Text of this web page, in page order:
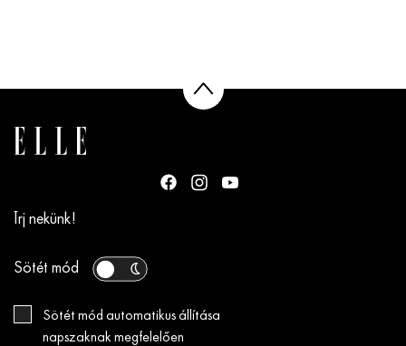
Írj nekünk!
Sötét mód
Sötét mód automatikus állítása
napszaknak megfelelően